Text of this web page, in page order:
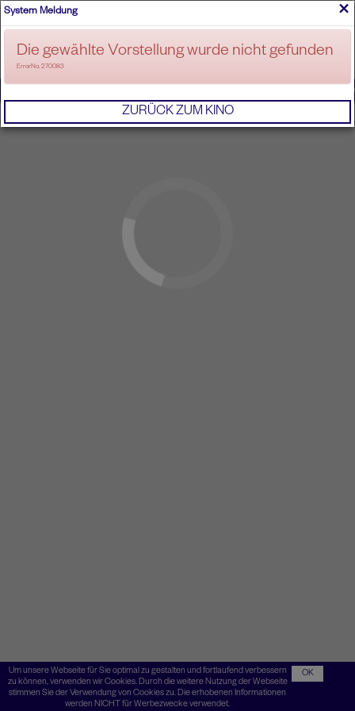
ANMELDEN
Um unsere Webseite für Sie optimal zu gestalten und fortlaufend verbessern
zu können, verwenden wir Cookies. Durch die weitere Nutzung der Webseite
stimmen Sie der Verwendung von Cookies zu. Die erhobenen Informationen
werden NICHT für Werbezwecke verwendet.
OK
×
System Meldung
Die gewählte Vorstellung wurde nicht gefunden
ErrorNo. 270083
ZURÜCK ZUM KINO